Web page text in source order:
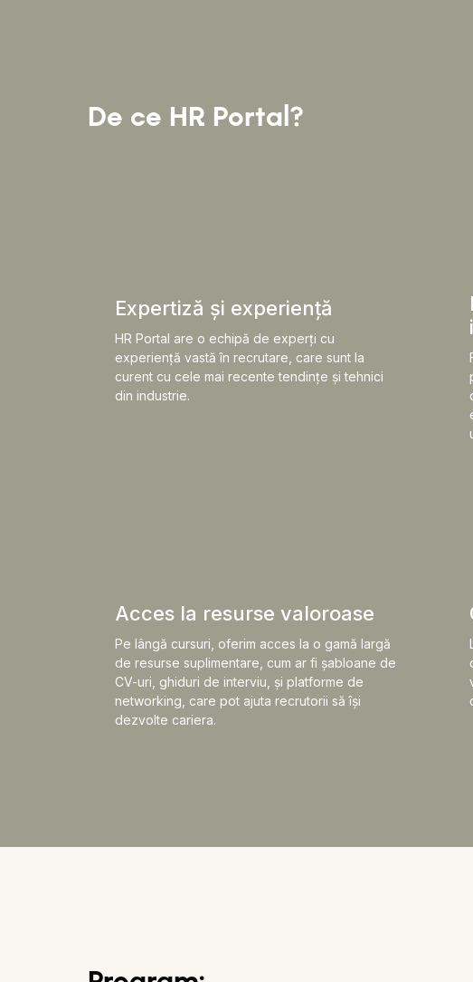
De ce HR Portal?
Expertiză și experiență
HR Portal are o echipă de experți cu
experiență vastă în recrutare, care sunt la
curent cu cele mai recente tendințe și tehnici
din industrie.
Acces la resurse valoroase
Pe lângă cursuri, oferim acces la o gamă largă
de resurse suplimentare, cum ar fi șabloane de
CV-uri, ghiduri de interviu, și platforme de
networking, care pot ajuta recrutorii să își
dezvolte cariera.